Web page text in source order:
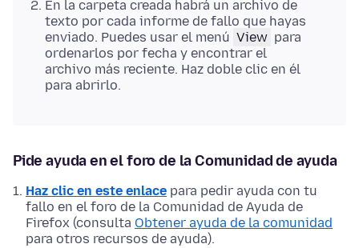
En la carpeta creada habrá un archivo de
texto por cada informe de fallo que hayas
enviado. Puedes usar el menú View para
ordenarlos por fecha y encontrar el
archivo más reciente. Haz doble clic en él
para abrirlo.
Pide ayuda en el foro de la Comunidad de ayuda
Haz clic en este enlace para pedir ayuda con tu
fallo en el foro de la Comunidad de Ayuda de
Firefox (consulta Obtener ayuda de la comunidad
para otros recursos de ayuda).